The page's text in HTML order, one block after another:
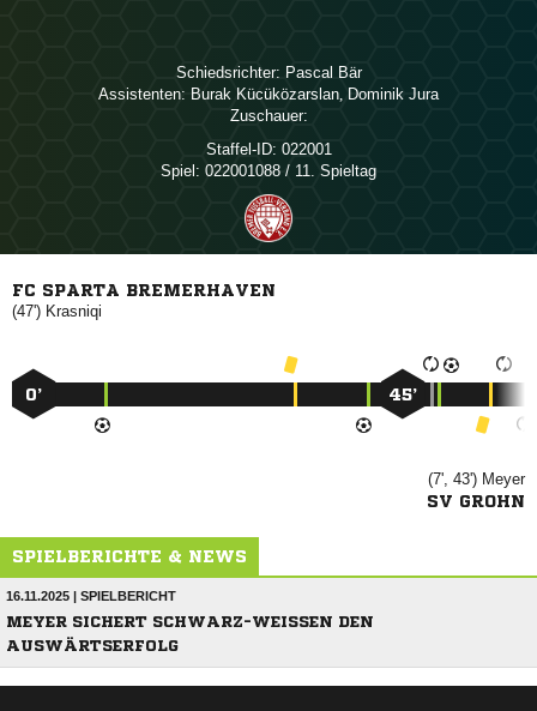
Schiedsrichter:  
Assistenten:  ,  
Zuschauer:
Staffel-ID: 022001
Spiel: 022001088 / 11. Spieltag
FC SPARTA BREMERHAVEN
(47') 
0’ 45’
(7', 43') 
SV GROHN
SPIELBERICHTE & NEWS
16.11.2025 | SPIELBERICHT
MEYER SICHERT SCHWARZ-WEISSEN DEN A
USWÄRTSERFOLG